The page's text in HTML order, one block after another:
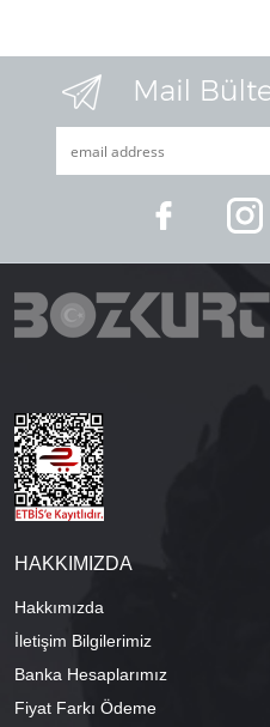
HAKKIMIZDA
Hakkımızda
İletişim Bilgilerimiz
Banka Hesaplarımız
Fiyat Farkı Ödeme